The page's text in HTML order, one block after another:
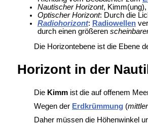
Nautischer Horizont, Kimm(ung),
Optischer Horizont: Durch die
Radiohorizont: Radiowellen
durch einen größeren
Die Horizontebene ist die Ebene
Horizont in der
Die Kimmist die auf offenem
Wegen der Erdkrümmung(
Daher müssen die Höhenwinkel